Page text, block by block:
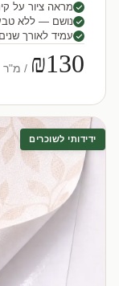
מראה ציור על
נושם — ללא
עמיד לאורך שנים
₪130 / מ"ר
ידידותי לשוכרים